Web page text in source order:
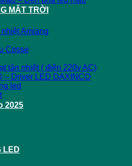
MẶT TRỜI
Amiang
Cosse
tản nhiệt ( điện 220v AC)
– Driver LED DAXINCO
led
2025
LED